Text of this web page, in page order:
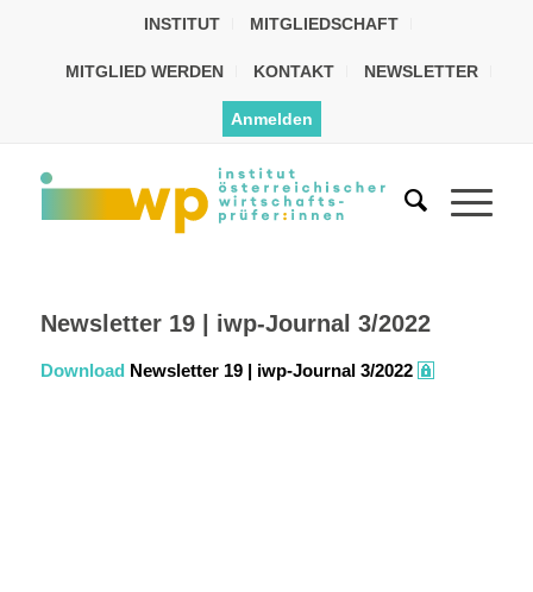
INSTITUT MITGLIEDSCHAFT
MITGLIED WERDEN KONTAKT NEWSLETTER
Anmelden
Newsletter 19 | iwp-Journal 3/2022
Download Newsletter 19 | iwp-Journal 3/2022